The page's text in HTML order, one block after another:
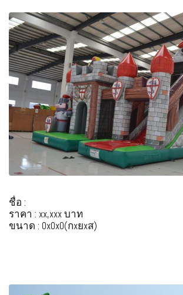
ชื่อ :
ราคา : xx,xxx บาท
ขนาด : 0x0x0(กxยxส)